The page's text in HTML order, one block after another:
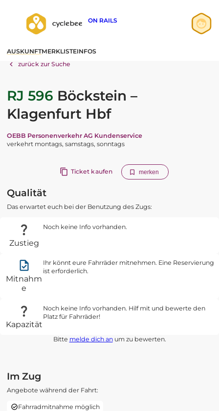
ON RAILS
AUSKUNFTMERKLISTEINFOS
zurück zur Suche
RJ 596 Böckstein –
Klagenfurt Hbf
OEBB Personenverkehr AG Kundenservice
verkehrt montags, samstags, sonntags
Ticket kaufen merken
Qualität
Das erwartet euch bei der Benutzung des Zugs:
Zustieg
Noch keine Info vorhanden.
Mitnahm
e
Ihr könnt eure Fahrräder mitnehmen. Eine Reservierung
ist erforderlich.
Kapazität
Noch keine Info vorhanden. Hilf mit und bewerte den
Platz für Fahrräder!
Bitte melde dich anum zu bewerten.
Im Zug
Angebote während der Fahrt:
Fahrradmitnahme möglich